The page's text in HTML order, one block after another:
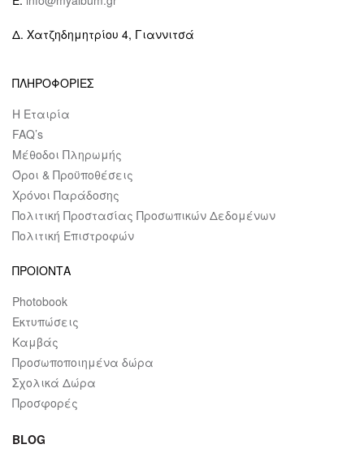
Δ. Χατζηδημητρίου 4, Γιαννιτσά
ΠΛΗΡΟΦΟΡΙΕΣ
Η Εταιρία
FAQ’s
Μέθοδοι Πληρωμής
Όροι & Προϋποθέσεις
Χρόνοι Παράδοσης
Πολιτική Προστασίας Προσωπικών Δεδομένων
Πολιτική Επιστροφών
ΠΡΟΙΟΝΤΑ
Photobook
Εκτυπώσεις
Καμβάς
Προσωποποιημένα δώρα
Σχολικά Δώρα
Προσφορές
BLOG